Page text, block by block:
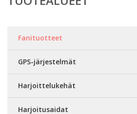
Fanituotteet
GPS-järjestelmät
Harjoittelukehät
Harjoitusaidat